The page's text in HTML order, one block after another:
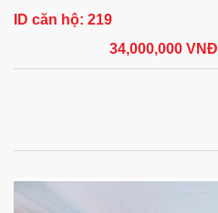
ID căn hộ: 219
34,000,000 VNĐ